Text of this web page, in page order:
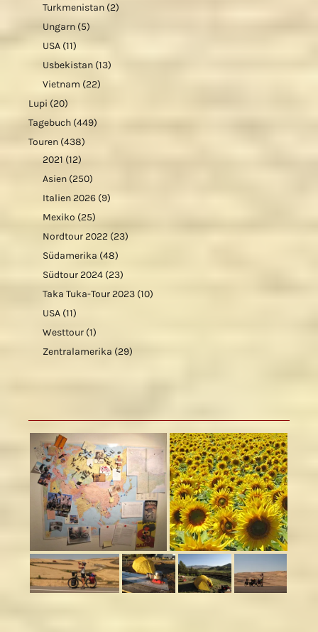
Turkmenistan (2)
Ungarn (5)
USA (11)
Usbekistan (13)
Vietnam (22)
Lupi (20)
Tagebuch (449)
Touren (438)
2021 (12)
Asien (250)
Italien 2026 (9)
Mexiko (25)
Nordtour 2022 (23)
Südamerika (48)
Südtour 2024 (23)
Taka Tuka-Tour 2023 (10)
USA (11)
Westtour (1)
Zentralamerika (29)